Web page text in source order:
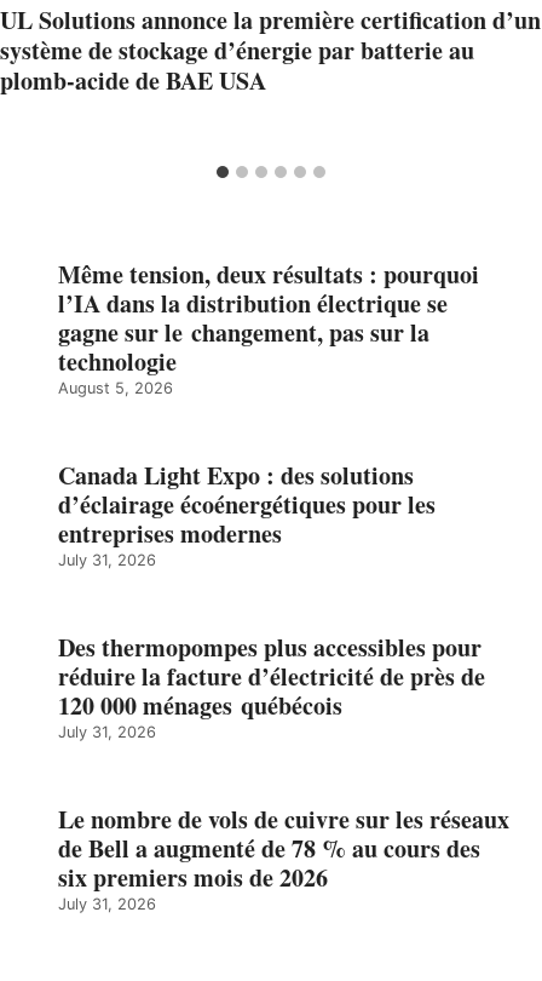
UL Solutions annonce la première certification d’un
système de stockage d’énergie par batterie au
plomb-acide de BAE USA
Même tension, deux résultats : pourquoi
l’IA dans la distribution électrique se
gagne sur le changement, pas sur la
technologie
August 5, 2026
Canada Light Expo : des solutions
d’éclairage écoénergétiques pour les
entreprises modernes
July 31, 2026
Des thermopompes plus accessibles pour
réduire la facture d’électricité de près de
120 000 ménages québécois
July 31, 2026
Le nombre de vols de cuivre sur les réseaux
de Bell a augmenté de 78 % au cours des
six premiers mois de 2026
July 31, 2026